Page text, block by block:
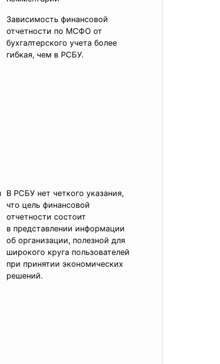
Зависимость финансовой
отчетности по МСФО от
бухгалтерского учета более
гибкая, чем в РСБУ.
В РСБУ нет четкого указания,
что цель финансовой
отчетности состоит
в представлении информации
об организации, полезной для
широкого круга пользователей
при принятии экономических
решений.